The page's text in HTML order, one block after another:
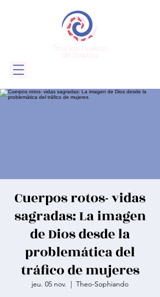
Cuerpos rotos- vidas
sagradas: La imagen
de Dios desde la
problemática del
tráfico de mujeres
jeu. 05 nov.
  |
Theo-Sophiando